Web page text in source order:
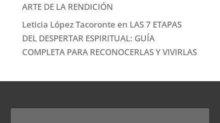
ARTE DE LA RENDICIÓN
Leticia López Tacoronte en LAS 7 ETAPAS
DEL DESPERTAR ESPIRITUAL: GUÍA
COMPLETA PARA RECONOCERLAS Y VIVIRLAS